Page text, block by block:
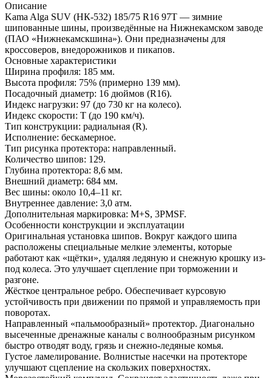
Описание
Kama Alga SUV (НК-532) 185/75 R16 97T — зимние
шипованные шины, произведённые на Нижнекамском заводе
(ПАО «Нижнекамскшина»). Они предназначены для
кроссоверов, внедорожников и пикапов.
Основные характеристики
Ширина профиля: 185 мм.
Высота профиля: 75% (примерно 139 мм).
Посадочный диаметр: 16 дюймов (R16).
Индекс нагрузки: 97 (до 730 кг на колесо).
Индекс скорости: T (до 190 км/ч).
Тип конструкции: радиальная (R).
Исполнение: бескамерное.
Тип рисунка протектора: направленный.
Количество шипов: 129.
Глубина протектора: 8,6 мм.
Внешний диаметр: 684 мм.
Вес шины: около 10,4–11 кг.
Внутреннее давление: 3,0 атм.
Дополнительная маркировка: M+S, 3PMSF.
Особенности конструкции и эксплуатации
Оригинальная установка шипов. Вокруг каждого шипа
расположены специальные мелкие элементы, которые
работают как «щётки», удаляя ледяную и снежную крошку из-
под колеса. Это улучшает сцепление при торможении и
разгоне.
Жёсткое центральное ребро. Обеспечивает курсовую
устойчивость при движении по прямой и управляемость при
поворотах.
Направленный «пальмообразный» протектор. Диагонально
высеченные дренажные каналы с волнообразным рисунком
быстро отводят воду, грязь и снежно-ледяные комья.
Густое ламелирование. Волнистые насечки на протекторе
улучшают сцепление на скользких поверхностях.